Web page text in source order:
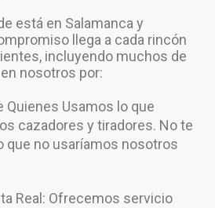
está en Salamanca y
llega a cada rincón
incluyendo muchos de
nosotros por:
Quienes Usamos lo que
cazadores y tiradores. No te
que no usaríamos nosotros
Real: Ofrecemos servicio